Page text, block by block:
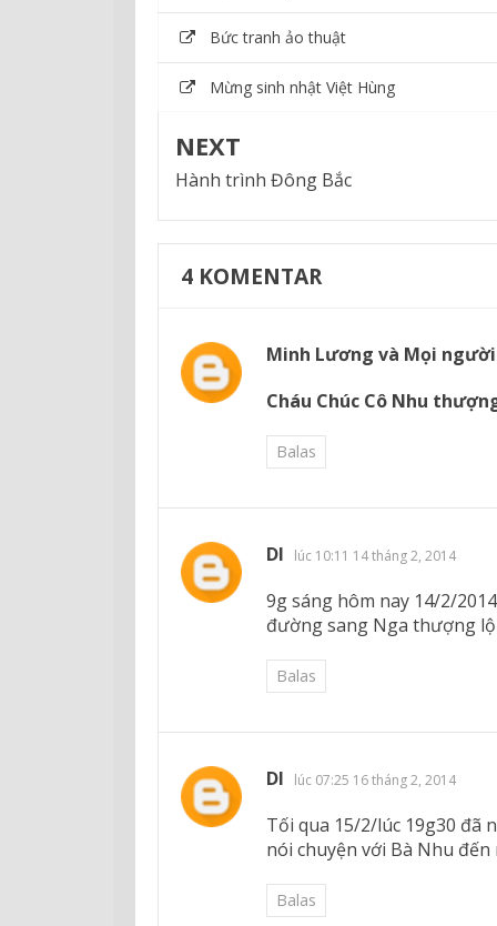
Bức tranh ảo thuật
Mừng sinh nhật Việt Hùng
NEXT
Hành trình Đông Bắc
4 KOMENTAR
Minh Lương và Mọi người
Cháu Chúc Cô Nhu
Balas
DI lúc 10:11 14 tháng 2, 2014
9g sáng hôm nay 14/2/
đường sang Nga thượng
Balas
DI lúc 07:25 16 tháng 2, 2014
Tối qua 15/2/lúc 19g30 đã
nói chuyện với Bà Nhu
Balas